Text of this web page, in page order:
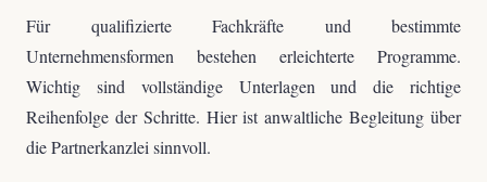
Für qualifizierte Fachkräfte und bestimmte
Unternehmensformen bestehen erleichterte Programme.
Wichtig sind vollständige Unterlagen und die richtige
Reihenfolge der Schritte. Hier ist anwaltliche Begleitung über
die Partnerkanzlei sinnvoll.